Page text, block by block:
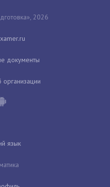
2026
документы
язык